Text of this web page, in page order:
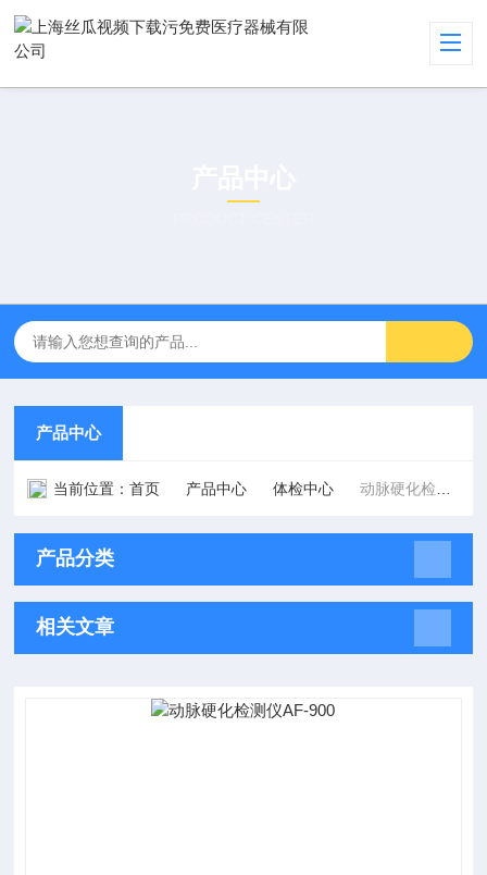
产品中心
当前位置：首页 产品中心 体检中心 动脉硬化检测仪
产品分类
相关文章